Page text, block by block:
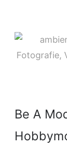
springen
Be A